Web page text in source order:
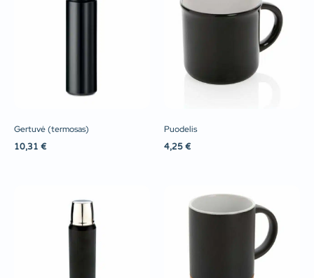
Gertuvė (termosas)
10,31 €
Puodelis
4,25 €